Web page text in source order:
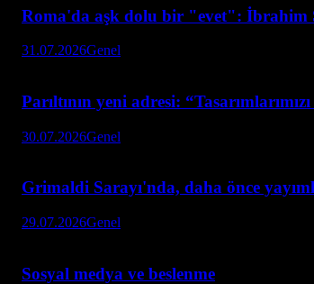
Roma'da aşk dolu bir "evet": İbrahim
31.07.2026Genel
Parıltının yeni adresi:
30.07.2026Genel
Grimaldi Sarayı'nda, daha önce
29.07.2026Genel
Sosyal medya ve beslenme